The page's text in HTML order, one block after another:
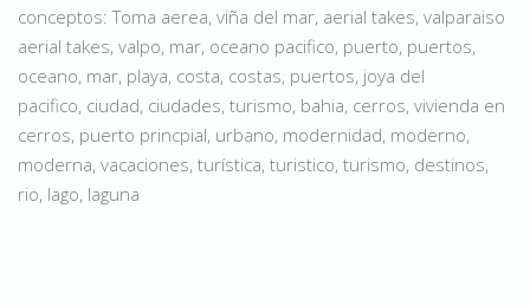
conceptos: Toma aerea, viña del mar, aerial takes, valparaiso
aerial takes, valpo, mar, oceano pacifico, puerto, puertos,
oceano, mar, playa, costa, costas, puertos, joya del
pacifico, ciudad, ciudades, turismo, bahia, cerros, vivienda en
cerros, puerto princpial, urbano, modernidad, moderno,
moderna, vacaciones, turística, turistico, turismo, destinos,
rio, lago, laguna